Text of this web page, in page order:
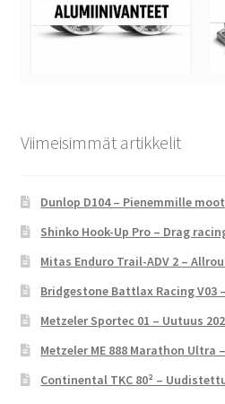
Viimeisimmät artikkelit
Dunlop D104 – Pienemmille
Shinko Hook-Up Pro – Drag
Mitas Enduro Trail-ADV 2 –
Bridgestone Battlax Racing V03
Metzeler Sportec 01 – Uutuus
Metzeler ME 888 Marathon Ultra
Continental TKC 80² –